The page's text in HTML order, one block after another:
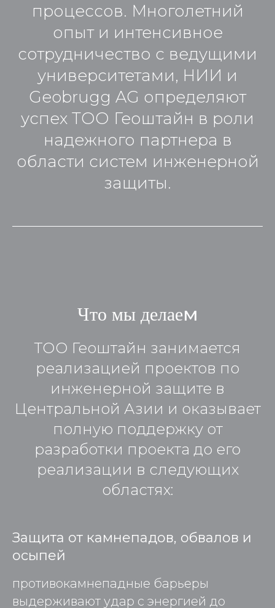
процессов. Многолетний
опыт и интенсивное
сотрудничество с ведущими
университетами, НИИ и
Geobrugg AG определяют
успех ТОО Геоштайн в роли
надежного партнера в
области систем инженерной
защиты.
Что мы делаем
ТОО Геоштайн занимается
реализацией проектов по
инженерной защите в
Центральной Азии и оказывает
полную поддержку от
разработки проекта до его
реализации в следующих
областях:
Защита от камнепадов, обвалов и
осыпей
противокамнепадные барьеры
выдерживают удар с энергией до